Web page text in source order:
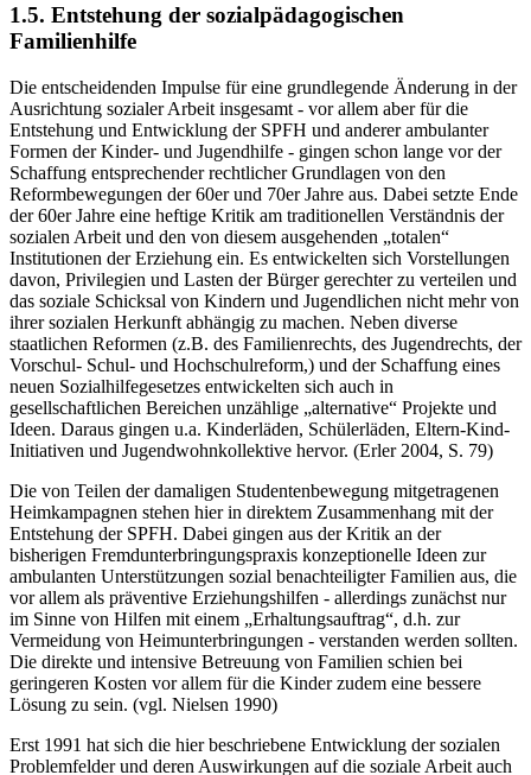
1995, S. 13)
Familienhilfe
Die entscheidenden Impulse für eine grundlegende Änderung in der
Aus­richtung sozialer Arbeit insgesamt - vor allem aber für die
Entstehung und Entwicklung der SPFH und anderer ambulanter
Formen der Kinder- und Jugendhilfe - gingen schon lange vor der
Schaffung entsprechender rechtlicher Grundlagen von den
Reformbewegungen der 60er und 70er Jahre aus. Dabei setzte Ende
der 60er Jahre eine heftige Kritik am traditi­onellen Verständnis der
sozialen Arbeit und den von diesem ausgehenden „totalen“
Institutionen der Erziehung ein. Es entwickelten sich Vorstel­lungen
davon, Privilegien und Lasten der Bürger gerechter zu verteilen und
das soziale Schicksal von Kindern und Jugendlichen nicht mehr von
ihrer sozialen Herkunft abhängig zu machen. Neben diverse
staatlichen Reformen (z.B. des Familienrechts, des Jugendrechts, der
Vorschul- Schul- und Hochschulreform,) und der Schaffung eines
neuen Sozialhil­fegesetzes entwickelten sich auch in
gesellschaftlichen Bereichen unzäh­lige „alternative“ Projekte und
Initiativen und Jugendwohnkollektive hervor. (Erler 2004, S. 79)
Die von Teilen der damaligen Studentenbewegung mitgetragenen
Heim­kampagnen stehen hier in direktem Zusammenhang mit der
Entstehung der SPFH. Dabei gingen aus der Kritik an der
bisherigen Fremdunterbrin­gungspraxis konzeptionelle Ideen zur
ambulanten Unterstützungen sozial benachteiligter Familien aus, die
vor allem als präventive Erziehungshil­fen - allerdings zunächst nur
im Sinne von Hilfen mit einem „Erhaltungs­auftrag“, d.h. zur
Vermeidung von Heimunterbringungen - verstanden werden sollten.
Die direkte und intensive Betreuung von Familien schien bei
Lösung zu sein. (vgl. Nielsen 1990)